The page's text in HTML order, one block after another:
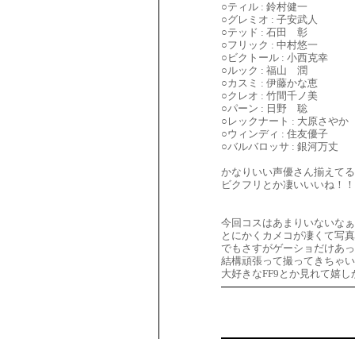
○ティル : 鈴村健一
○グレミオ : 子安武人
○テッド : 石田 彰
○フリック : 中村悠一
○ビクトール : 小西克幸
○ルック : 福山 潤
○カスミ : 伊藤かな恵
○クレオ : 竹間千ノ美
○パーン : 日野 聡
○レックナート : 大原さやか
○ウィンディ : 住友優子
○バルバロッサ : 銀河
かなりいい声優さん揃えて
ビクフリとか凄いいいね！
今回コスはあまりいないな
とにかくカメコが凄くて写
でもさすがゲーショだけあ
結構頑張って撮ってきちゃ
大好きなFF9とか見れて嬉し